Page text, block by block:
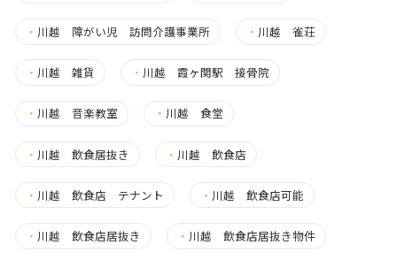
・ 川越 障がい児 訪問介護事業所 ・ 川越 雀荘
・ 川越 雑貨 ・ 川越 霞ヶ関駅 接骨院
・ 川越 音楽教室 ・ 川越 食堂
・ 川越 飲食居抜き ・ 川越 飲食店
・ 川越 飲食店 テナント ・ 川越 飲食店可能
・ 川越 飲食店居抜き ・ 川越 飲食店居抜き物件